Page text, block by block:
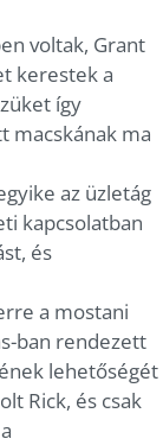
voltak, Grant
kerestek a
így
macskának ma
az üzletág
kapcsolatban
és
a mostani
ban rendezett
lehetőségét
Rick, és csak